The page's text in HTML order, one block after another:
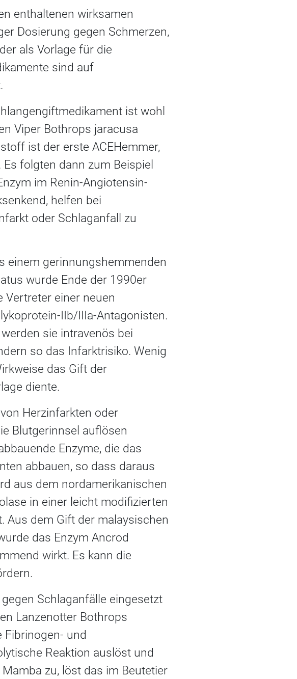
enthaltenen wirksamen
Dosierung gegen Schmerzen,
als Vorlage für die
sind auf
ist wohl
Viper Bothrops jaracusa
ist der erste ACEHemmer,
folgten dann zum Beispiel
im Renin-Angiotensin-
helfen bei
oder Schlaganfall zu
einem gerinnungshemmenden
wurde Ende der 1990er
einer neuen
IIb/IIIa-Antagonisten.
sie intravenös bei
so das Infarktrisiko. Wenig
das Gift der
diente.
Herzinfarkten oder
Blutgerinnsel auflösen
Enzyme, die das
abbauen, so dass daraus
aus dem nordamerikanischen
in einer leicht modifizierten
Aus dem Gift der malaysischen
das Enzym Ancrod
wirkt. Es kann die
Schlaganfälle eingesetzt
Lanzenotter Bothrops
Fibrinogen- und
Reaktion auslöst und
zu, löst das im Beutetier